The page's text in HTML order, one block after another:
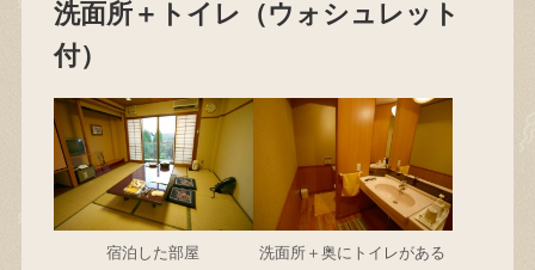
洗面所＋トイレ（ウォシュレット
付）
宿泊した部屋 洗面所＋奥にトイレがある